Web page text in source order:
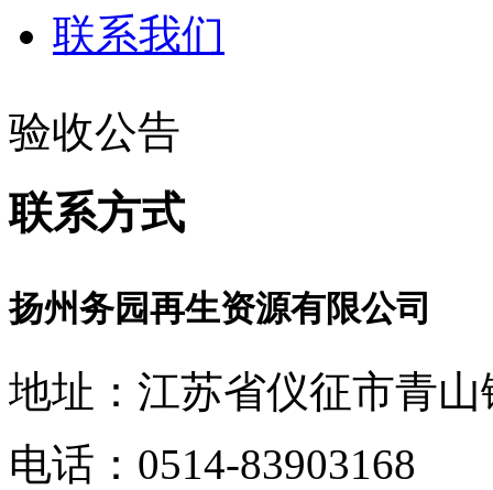
联系我们
验收公告
联系方式
扬州务园再生资源有限公司
地址：江苏省仪征市青
电话：0514-83903168